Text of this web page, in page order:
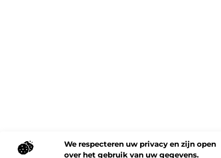
We respecteren uw privacy en zijn open
over het gebruik van uw gegevens.